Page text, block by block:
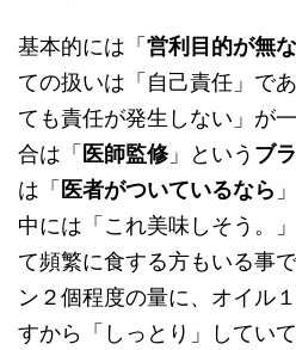
基本的には「営利目的が無
ての扱いは「自己責任」で
ても責任が発生しない」が
合は「医師監修」という ブ
は「医者がついているなら
中には「これ美味しそう。
て頻繁に食する方もいる事
ン２個程度の量に、オイル
すから「しっとり」してい